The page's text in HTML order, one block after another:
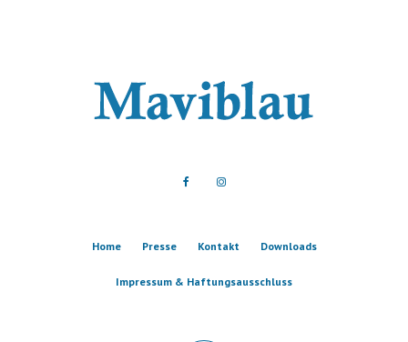
Home Presse Kontakt Downloads
Impressum & Haftungsausschluss